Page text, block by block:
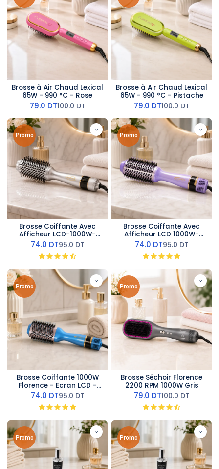
Brosse à Air Chaud Lexical
65W - 990 °C - Rose
79.0 DT100.0DT
Brosse à Air Chaud Lexical
65W - 990 °C - Pistache
79.0 DT100.0DT
Promo
Brosse Coiffante Avec
Afficheur LCD-1000W-
Gold
74.0 DT95.0DT
Promo
Brosse Coiffante Avec
Afficheur LCD 1000W-
Violet
74.0 DT95.0DT
Promo
Brosse Coiffante 1000W
Florence - Ecran LCD -
Turquoise
74.0 DT95.0DT
Promo
Brosse Séchoir Florence
2200 RPM 1000W Gris
79.0 DT100.0DT
Promo Promo